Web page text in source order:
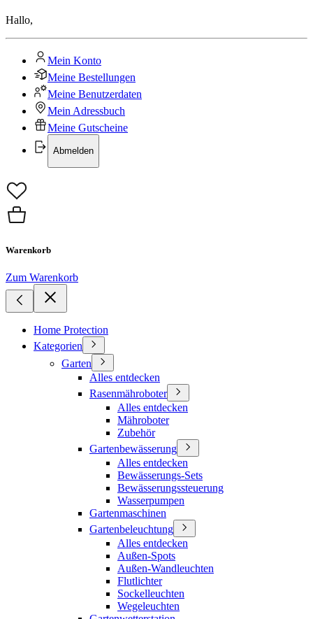
Hallo,
Mein Konto
Meine Bestellungen
Meine Benutzerdaten
Mein Adressbuch
Meine Gutscheine
Abmelden
Warenkorb
Zum Warenkorb
Home Protection
Kategorien
Garten
Alles entdecken
Rasenmähroboter
Alles entdecken
Mähroboter
Zubehör
Gartenbewässerung
Alles entdecken
Bewässerungs-Sets
Bewässerungssteuerung
Wasserpumpen
Gartenmaschinen
Gartenbeleuchtung
Alles entdecken
Außen-Spots
Außen-Wandleuchten
Flutlichter
Sockelleuchten
Wegeleuchten